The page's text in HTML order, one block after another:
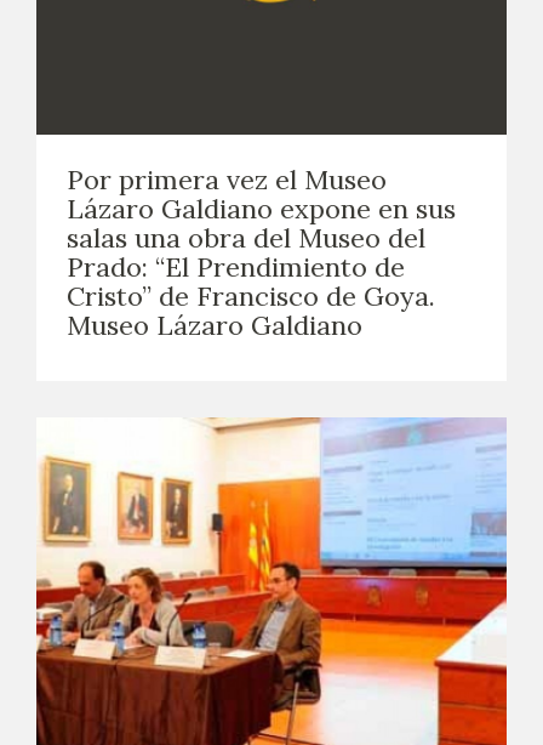
Por primera vez el Museo
Lázaro Galdiano expone en sus
salas una obra del Museo del
Prado: “El Prendimiento de
Cristo” de Francisco de Goya.
Museo Lázaro Galdiano